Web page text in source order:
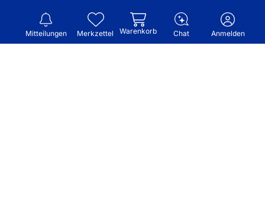
Mitteilungen Merkzettel Warenkorb Chat Anmelden